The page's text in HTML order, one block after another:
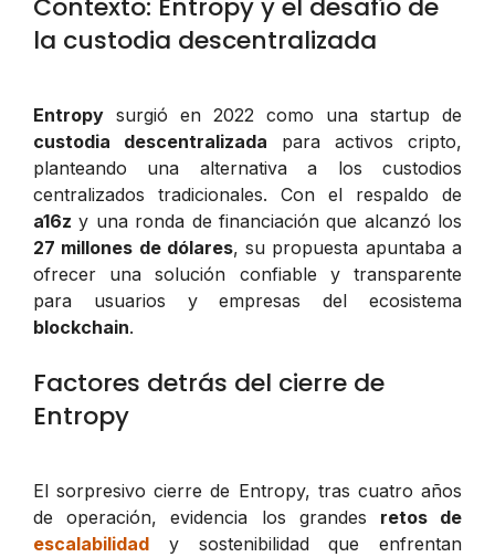
la custodia descentralizada
Entropy surgió en 2022 como una startup de
custodia descentralizada para activos cripto,
planteando una alternativa a los custodios
centralizados tradicionales. Con el respaldo de
a16z y una ronda de financiación que alcanzó los
27 millones de dólares, su propuesta apuntaba a
ofrecer una solución confiable y transparente
para usuarios y empresas del ecosistema
blockchain.
Factores detrás del cierre de
Entropy
El sorpresivo cierre de Entropy, tras cuatro años
de operación, evidencia los grandes retos de
escalabilidad y sostenibilidad que enfrentan